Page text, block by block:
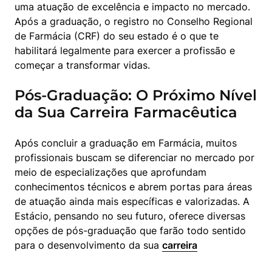
uma atuação de excelência e impacto no mercado.
Após a graduação, o registro no Conselho Regional
de Farmácia (CRF) do seu estado é o que te
habilitará legalmente para exercer a profissão e
começar a transformar vidas.
Pós-Graduação: O Próximo Nível
da Sua Carreira Farmacêutica
Após concluir a graduação em Farmácia, muitos
profissionais buscam se diferenciar no mercado por
meio de especializações que aprofundam
conhecimentos técnicos e abrem portas para áreas
de atuação ainda mais específicas e valorizadas. A
Estácio, pensando no seu futuro, oferece diversas
opções de pós-graduação que farão todo sentido
para o desenvolvimento da sua carreira